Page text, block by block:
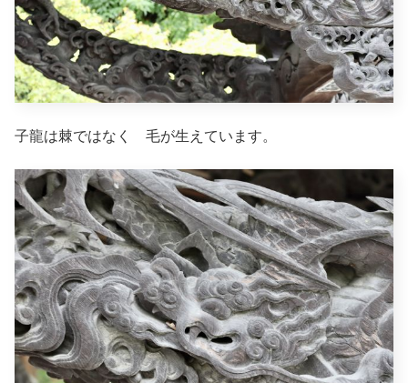
子龍は棘ではなく 毛が生えています。